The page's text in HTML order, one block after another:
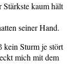
Stärkste kaum hält
seiner Hand.
kein Sturm je stört
mich mit dem